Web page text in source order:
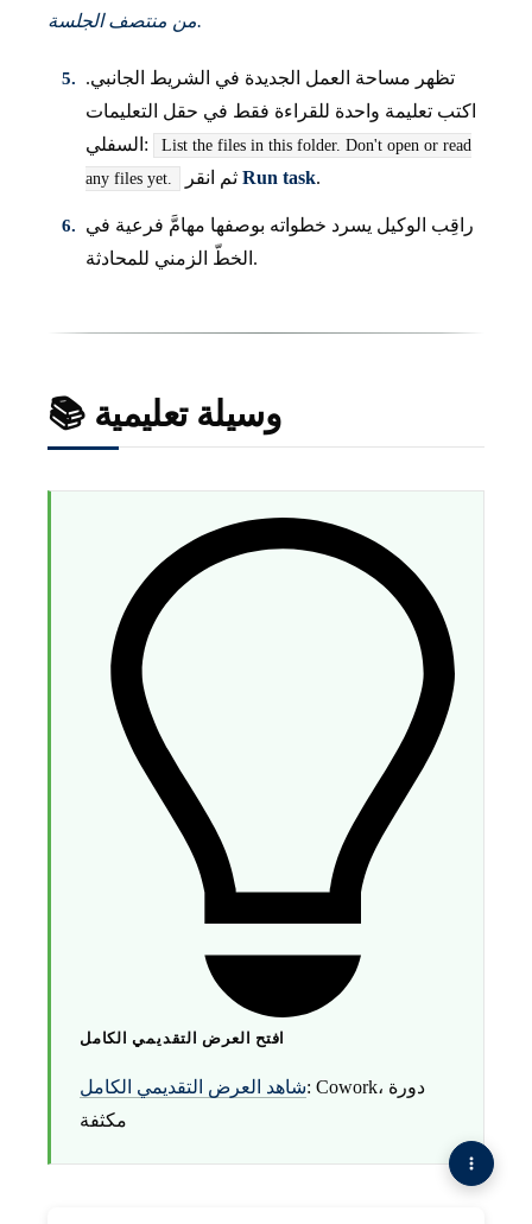
من منتصف الجلسة.
تظهر مساحة العمل الجديدة في الشريط الجانبي.
اكتب تعليمة واحدة للقراءة فقط في حقل التعليمات
السفلي:
List the files in this folder. Don't open or read
any files yet.
Run task.
راقِب الوكيل يسرد خطواته بوصفها مهامَّ فرعية في
الخطّ الزمني للمحادثة.
📚 وسيلة تعليمية
افتح العرض التقديمي الكامل
شاهد العرض التقديمي الكامل: Cowork، دورة
مكثفة